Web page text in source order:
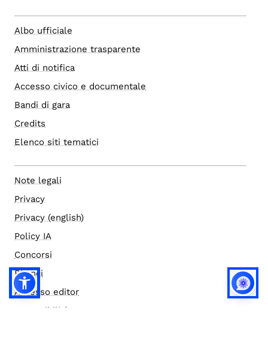
Albo ufficiale
Amministrazione trasparente
Atti di notifica
Accesso civico e documentale
Bandi di gara
Credits
Elenco siti tematici
Note legali
Privacy
Privacy (english)
Policy IA
Concorsi
Bilanci
Accesso editor
Accessibilità